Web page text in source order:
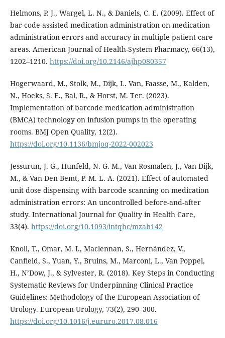
Helmons, P. J., Wargel, L. N., & Daniels, C. E. (2009). Effect of
bar-code-assisted medication administration on medication
administration errors and accuracy in multiple patient care
areas. American Journal of Health-System Pharmacy, 66(13),
1202–1210. https://doi.org/10.2146/ajhp080357
Hogerwaard, M., Stolk, M., Dijk, L. Van, Faasse, M., Kalden,
N., Hoeks, S. E., Bal, R., & Horst, M. Ter. (2023).
Implementation of barcode medication administration
(BMCA) technology on infusion pumps in the operating
rooms. BMJ Open Quality, 12(2).
https://doi.org/10.1136/bmjoq-2022-002023
Jessurun, J. G., Hunfeld, N. G. M., Van Rosmalen, J., Van Dijk,
M., & Van Den Bemt, P. M. L. A. (2021). Effect of automated
unit dose dispensing with barcode scanning on medication
administration errors: An uncontrolled before-and-after
study. International Journal for Quality in Health Care,
33(4). https://doi.org/10.1093/intqhc/mzab142
Knoll, T., Omar, M. I., Maclennan, S., Hernández, V.,
Canfield, S., Yuan, Y., Bruins, M., Marconi, L., Van Poppel,
H., N’Dow, J., & Sylvester, R. (2018). Key Steps in Conducting
Systematic Reviews for Underpinning Clinical Practice
Guidelines: Methodology of the European Association of
Urology. European Urology, 73(2), 290–300.
https://doi.org/10.1016/j.eururo.2017.08.016